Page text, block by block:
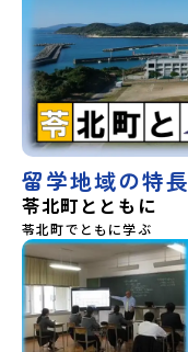
留学地域の特長
苓北町とともに
苓北町でともに学ぶ